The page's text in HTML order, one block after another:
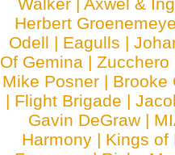
Herbert
Odell | Eagulls |
Of Gemina |Zucchero
Mike Posner | Brooke
| Flight Brigade |
Gavin DeGraw |
Harmony | Kings of